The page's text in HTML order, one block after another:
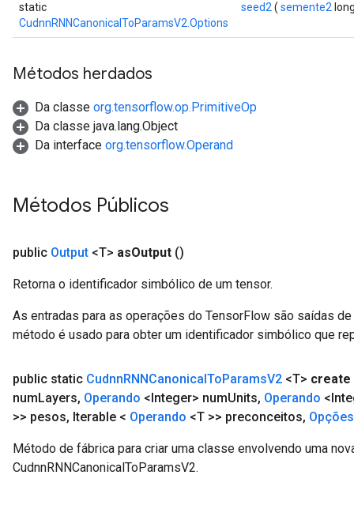
static
CudnnRNNCanonicalToParamsV2.Options
seed2 ( semente2
Métodos herdados
Da classe org.tensorflow.op.PrimitiveOp
Da classe java.lang.Object
Da interface org.tensorflow.Operand
Métodos Públicos
public Output <T> asOutput ()
Retorna o identificador simbólico de um tensor.
As entradas para as operações do TensorFlow são saídas
método é usado para obter um identificador simbólico que
public static CudnnRNNCanonicalToParamsV2 <T> create
numLayers, Operando <Integer> numUnits, Operando
>> pesos, Iterable < Operando <T >> preconceitos,
Método de fábrica para criar uma classe envolvendo uma
CudnnRNNCanonicalToParamsV2.